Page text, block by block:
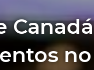
Canadá
no